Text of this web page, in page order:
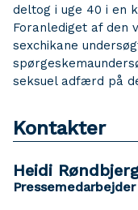
deltog i uge 40 i en
Foranlediget af den
sexchikane
seksuel adfærd på
Kontakter
Heidi
Pressemedarbejder